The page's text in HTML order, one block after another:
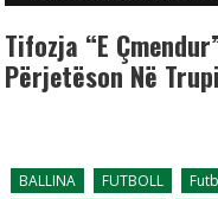
Tifozja “e
Përjetëson Në
BALLINA FUTBOLL